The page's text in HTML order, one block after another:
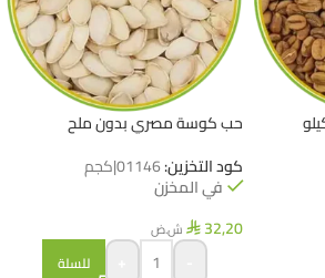
حب كوسة مصري بدون ملح
كود التخزين:01146|كجم
في المخزن
⃁ 32,20 ش.ض
للسلة